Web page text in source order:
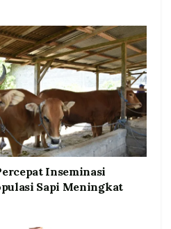
Inseminasi
Sapi Meningkat